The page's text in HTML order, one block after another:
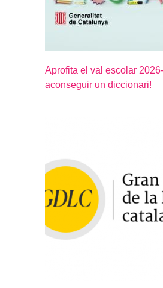
Aprofita el val escolar
aconseguir un diccionari!